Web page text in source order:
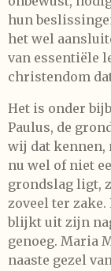
hun
het wel
van essentiële
christendom
Het is onder
Paulus, de
wij dat kennen,
nu wel of niet
grondslag ligt,
zoveel ter
blijkt uit zijn
genoeg. Maria
naaste gezel